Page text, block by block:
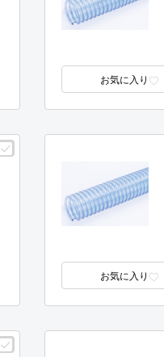
お気に入り
お気に入り